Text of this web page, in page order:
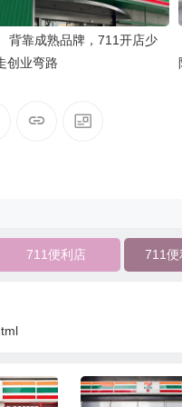
背靠成熟品牌，711开店少
创业弯路
711便利店 711便